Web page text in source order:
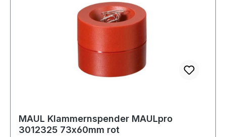
MAUL Klammernspender MAULpro
3012325 73x60mm rot